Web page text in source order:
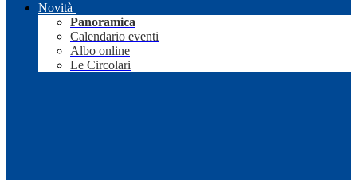
Novità
Panoramica
Calendario eventi
Albo online
Le Circolari